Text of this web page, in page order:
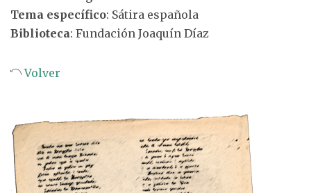
Tema específico: Sátira española
Biblioteca: Fundación Joaquín Díaz
Volver